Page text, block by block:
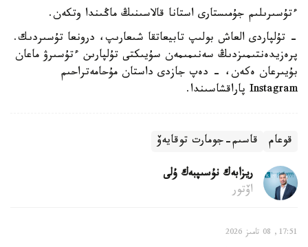
ءتۇسىرىلىم جۇمىستارى استانا قالاسىنىڭ ماڭىندا وتكەن.
- تۇلپاردى العاش بولىپ تابيعاتقا شىعارىپ، درونعا تۇسىردىك.
پرەزيدەنتىمىزدىڭ سەنىمىمەن سۇيىكتى تۇلپارىن ءتۇسىرۋ ماعان
بۇيىرعان ەكەن، - دەپ جازدى داستان مۇحامەتراحىم
Instagram پاراقشاسىندا.
قوعام قاسىم-جومارت توقايەۆ
ريزابەك نۇسىپبەك ۇلى
اۆتور
17:51, 08 تامىز 2026